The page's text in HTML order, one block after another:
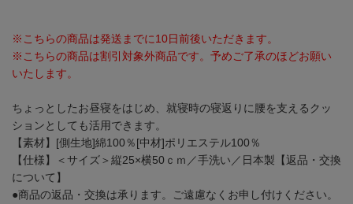
※こちらの商品は発送までに10日前後いただきます。
※こちらの商品は割引対象外商品です。予めご了承のほどお願い
いたします。
ちょっとしたお昼寝をはじめ、就寝時の寝返りに腰を支えるクッ
ションとしても活用できます。
【素材】[側生地]綿100％[中材]ポリエステル100％
【仕様】＜サイズ＞縦25×横50ｃｍ／手洗い／日本製【返品・交換
について】
●商品の返品・交換は承ります。ご遠慮なくお申し付けください。